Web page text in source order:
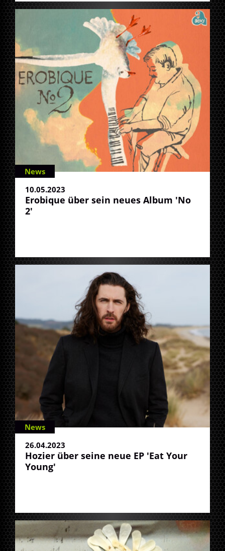
News
10.05.2023
Erobique über sein neues Album 'No
2'
News
26.04.2023
Hozier über seine neue EP 'Eat Your
Young'